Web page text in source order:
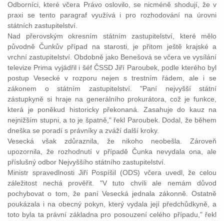
Odborníci, které včera Právooslovilo, se nicméně shodují, že v
praxi se tento paragraf využívá i pro rozhodování na úrovni
státních zastupitelství
Nad přerovským okresním státním zastupitelství , které mělo
původně Čunkův případ na starosti, je přitom ještě krajské a
vrchní zastupitelství. Obdobně jako Benešová se včera ve vysílání
televize Prima vyjádřil i šéf ČSSD Jiří Paroubek, podle kterého byl
postup Vesecké v rozporu nejen s trestním řádem, ale i se
zákonem o státním zastupitelství. "Paní nejvyšší státní
zástupkyně si hraje na generálního prokurátora, což je funkce,
která je poněkud historicky překonaná. Zasahuje do kauzna
nejnižším stupni, a to je špatně," řekl Paroubek. Dodal, že během
dneška se poradí s právníky a zváží další kroky.
Vesecká však zdůraznila, že nikoho neobešla. Zároveň
upozornila, že rozhodnutí v případě Čunka nevydala ona, ale
příslušný odbor Nejvyššího státního zastupitelství
Ministr spravedlnostiJiří Pospíšil (ODS) včera uvedl, že celou
záležitost nechá prověřit. "V tuto chvíli ale nemám důvod
pochybovat o tom, že paní Vesecká jednala zákonně . Ostatně
poukázala i na obecný pokyn, který vydala její předchůdkyně, a
toto byla ta právní základna pro posouzení celého případu," řekl